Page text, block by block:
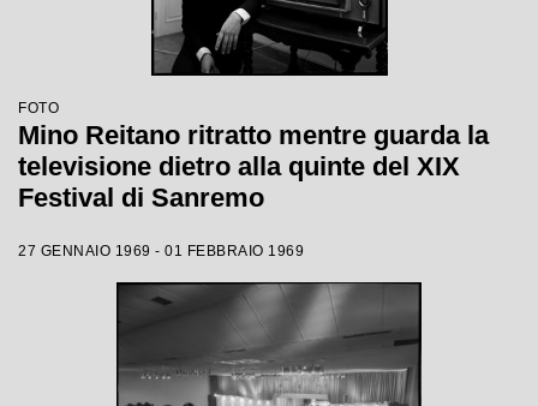
FOTO
Mino Reitano ritratto mentre guarda la
televisione dietro alla quinte del XIX
Festival di Sanremo
27 GENNAIO 1969 - 01 FEBBRAIO 1969